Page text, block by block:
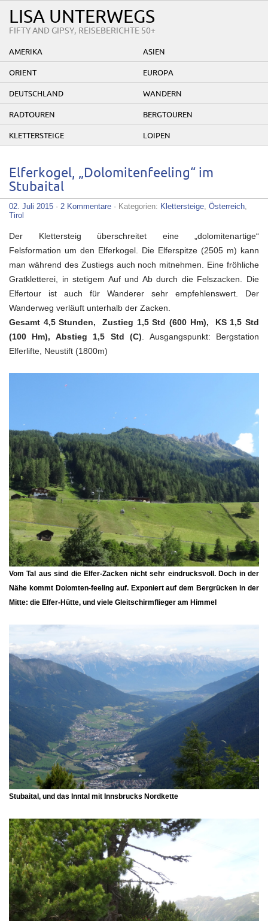
LISA UNTERWEGS
FIFTY AND GIPSY, REISEBERICHTE 50+
AMERIKA ASIEN
ORIENT EUROPA
DEUTSCHLAND WANDERN
RADTOUREN BERGTOUREN
KLETTERSTEIGE LOIPEN
Elferkogel, „Dolomitenfeeling“ im
Stubaital
02. Juli 2015 · 2 Kommentare · Kategorien: Klettersteige, Österreich,
Tirol
Der Klettersteig überschreitet eine „dolomitenartige“
Felsformation um den Elferkogel. Die Elferspitze (2505 m) kann
man während des Zustiegs auch noch mitnehmen. Eine fröhliche
Gratkletterei, in stetigem Auf und Ab durch die Felszacken. Die
Elfertour ist auch für Wanderer sehr empfehlenswert. Der
Wanderweg verläuft unterhalb der Zacken.
Gesamt 4,5 Stunden, Zustieg 1,5 Std (600 Hm), KS 1,5 Std
(100 Hm), Abstieg 1,5 Std (C) . Ausgangspunkt: Bergstation
Elferlifte, Neustift (1800m)
Vom Tal aus sind die Elfer-Zacken nicht sehr eindrucksvoll. Doch in der
Nähe kommt Dolomten-feeling auf. Exponiert auf dem Bergrücken in der
Mitte: die Elfer-Hütte, und viele Gleitschirmflieger am Himmel
Stubaital, und das Inntal mit Innsbrucks Nordkette